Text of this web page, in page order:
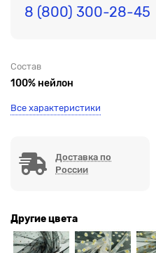
8 (800) 300-28-45
Состав
100% нейлон
Все характеристики
Доставка по
России
Другие цвета